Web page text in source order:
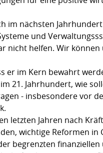
nächsten
und
nicht helfen. Wir
er im Kern bewahrt
21. Jahrhundert, wie
- insbesondere vor
letzten Jahren nach
wichtige Reformen in
begrenzten